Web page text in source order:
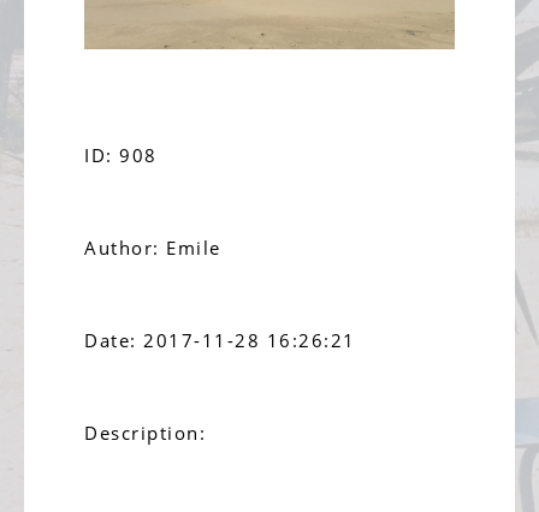
ID: 908
Author: Emile
Date: 2017-11-28 16:26:21
Description: